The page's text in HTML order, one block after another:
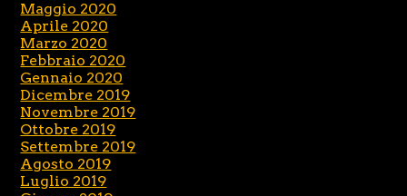
Maggio 2020
Aprile 2020
Marzo 2020
Febbraio 2020
Gennaio 2020
Dicembre 2019
Novembre 2019
Ottobre 2019
Settembre 2019
Agosto 2019
Luglio 2019